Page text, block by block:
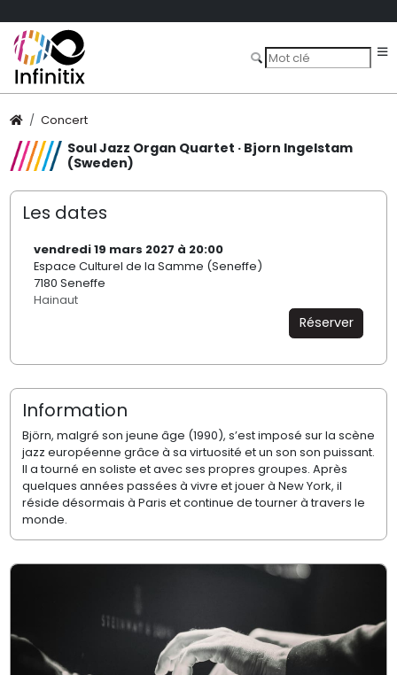
Concert
Soul Jazz Organ Quartet · Bjorn Ingelstam
(Sweden)
Les dates
vendredi 19 mars 2027 à 20:00
Espace Culturel de la Samme (Seneffe)
7180 Seneffe
Hainaut
Réserver
Information
Björn, malgré son jeune âge (1990), s’est imposé sur la scène
jazz européenne grâce à sa virtuosité et un son son puissant.
Il a tourné en soliste et avec ses propres groupes. Après
quelques années passées à vivre et jouer à New York, il
réside désormais à Paris et continue de tourner à travers le
monde.